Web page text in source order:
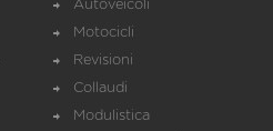
Autoveicoli
Motocicli
Revisioni
Collaudi
Modulistica